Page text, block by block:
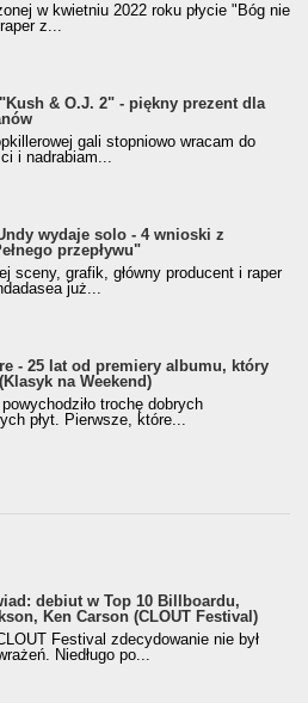
w kwietniu 2022 roku płycie "Bóg nie
z...
& O.J. 2" - piękny prezent dla
gali stopniowo wracam do
i nadrabiam...
wydaje solo - 4 wnioski z
przepływu"
sceny, grafik, główny producent i raper
już...
- 25 lat od premiery albumu, który
na Weekend)
trochę dobrych
płyt. Pierwsze, które...
debiut w Top 10 Billboardu,
Ken Carson (CLOUT Festival)
Festival zdecydowanie nie był
Niedługo po...